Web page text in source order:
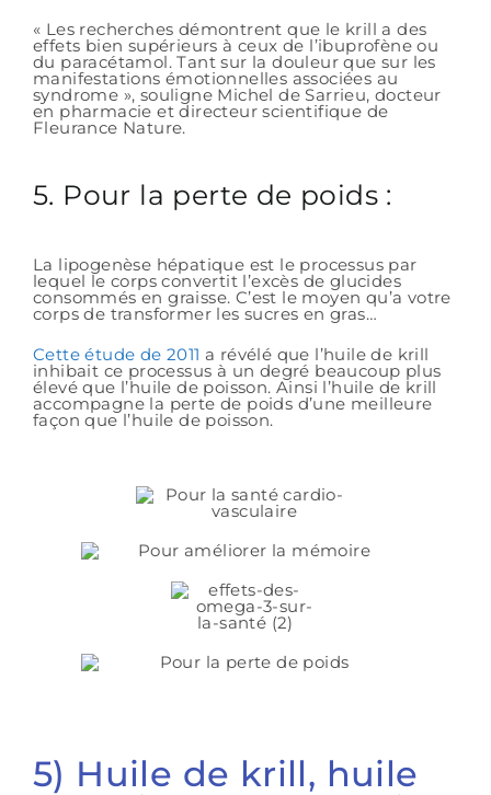
« Les recherches démontrent que le krill a des
effets bien supérieurs à ceux de l’ibuprofène ou
du paracétamol. Tant sur la douleur que sur les
manifestations émotionnelles associées au
syndrome », souligne Michel de Sarrieu, docteur
en pharmacie et directeur scientifique de
Fleurance Nature.
5. Pour la perte de poids :
La lipogenèse hépatique est le processus par
lequel le corps convertit l’excès de glucides
consommés en graisse. C’est le moyen qu’a votre
corps de transformer les sucres en gras…
Cette étude de 2011 a révélé que l’huile de krill
inhibait ce processus à un degré beaucoup plus
élevé que l’huile de poisson. Ainsi l’huile de krill
accompagne la perte de poids d’une meilleure
façon que l’huile de poisson.
5) Huile de krill, huile